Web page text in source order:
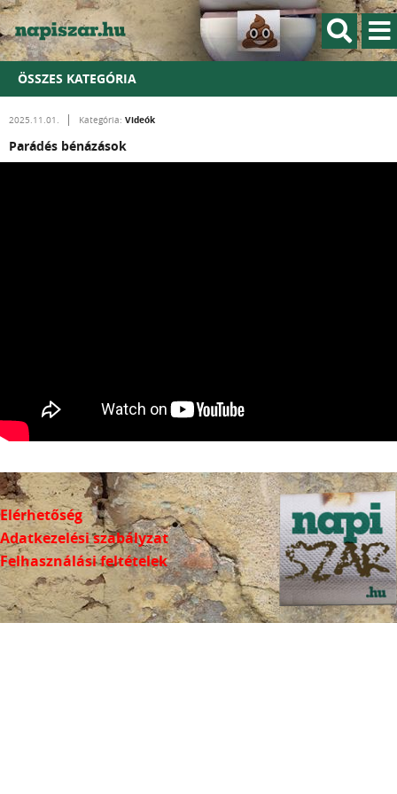
ÖSSZES KATEGÓRIA
2025.11.01. Kategória: Videók
Parádés bénázások
Elérhetőség
Adatkezelési szabályzat
Felhasználási feltételek